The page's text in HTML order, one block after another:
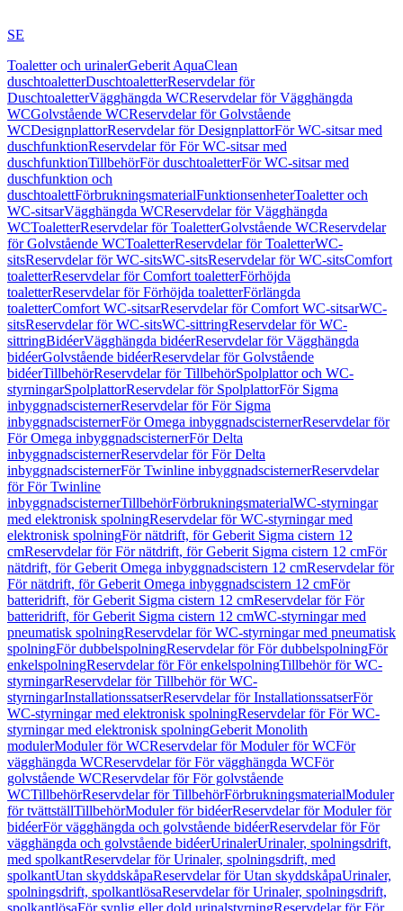
SE
Toaletter och urinalerGeberit AquaClean
duschtoaletterDuschtoaletterReservdelar för
DuschtoaletterVägghängda WCReservdelar för Vägghängda
WCGolvstående WCReservdelar för Golvstående
WCDesignplattorReservdelar för DesignplattorFör WC-sitsar med
duschfunktionReservdelar för För WC-sitsar med
duschfunktionTillbehörFör duschtoaletterFör WC-sitsar med
duschfunktion och
duschtoalettFörbrukningsmaterialFunktionsenheterToaletter och
WC-sitsarVägghängda WCReservdelar för Vägghängda
WCToaletterReservdelar för ToaletterGolvstående WCReservdelar
för Golvstående WCToaletterReservdelar för ToaletterWC-
sitsReservdelar för WC-sitsWC-sitsReservdelar för WC-sitsComfort
toaletterReservdelar för Comfort toaletterFörhöjda
toaletterReservdelar för Förhöjda toaletterFörlängda
toaletterComfort WC-sitsarReservdelar för Comfort WC-sitsarWC-
sitsReservdelar för WC-sitsWC-sittringReservdelar för WC-
sittringBidéerVägghängda bidéerReservdelar för Vägghängda
bidéerGolvstående bidéerReservdelar för Golvstående
bidéerTillbehörReservdelar för TillbehörSpolplattor och WC-
styrningarSpolplattorReservdelar för SpolplattorFör Sigma
inbyggnadscisternerReservdelar för För Sigma
inbyggnadscisternerFör Omega inbyggnadscisternerReservdelar för
För Omega inbyggnadscisternerFör Delta
inbyggnadscisternerReservdelar för För Delta
inbyggnadscisternerFör Twinline inbyggnadscisternerReservdelar
för För Twinline
inbyggnadscisternerTillbehörFörbrukningsmaterialWC-styrningar
med elektronisk spolningReservdelar för WC-styrningar med
elektronisk spolningFör nätdrift, för Geberit Sigma cistern 12
cmReservdelar för För nätdrift, för Geberit Sigma cistern 12 cmFör
nätdrift, för Geberit Omega inbyggnadscistern 12 cmReservdelar för
För nätdrift, för Geberit Omega inbyggnadscistern 12 cmFör
batteridrift, för Geberit Sigma cistern 12 cmReservdelar för För
batteridrift, för Geberit Sigma cistern 12 cmWC-styrningar med
pneumatisk spolningReservdelar för WC-styrningar med pneumatisk
spolningFör dubbelspolningReservdelar för För dubbelspolningFör
enkelspolningReservdelar för För enkelspolningTillbehör för WC-
styrningarReservdelar för Tillbehör för WC-
styrningarInstallationssatserReservdelar för InstallationssatserFör
WC-styrningar med elektronisk spolningReservdelar för För WC-
styrningar med elektronisk spolningGeberit Monolith
modulerModuler för WCReservdelar för Moduler för WCFör
vägghängda WCReservdelar för För vägghängda WCFör
golvstående WCReservdelar för För golvstående
WCTillbehörReservdelar för TillbehörFörbrukningsmaterialModuler
för tvättställTillbehörModuler för bidéerReservdelar för Moduler för
bidéerFör vägghängda och golvstående bidéerReservdelar för För
vägghängda och golvstående bidéerUrinalerUrinaler, spolningsdrift,
med spolkantReservdelar för Urinaler, spolningsdrift, med
spolkantUtan skyddskåpaReservdelar för Utan skyddskåpaUrinaler,
spolningsdrift, spolkantlösaReservdelar för Urinaler, spolningsdrift,
spolkantlösaFör synlig eller dold urinalstyrningReservdelar för För